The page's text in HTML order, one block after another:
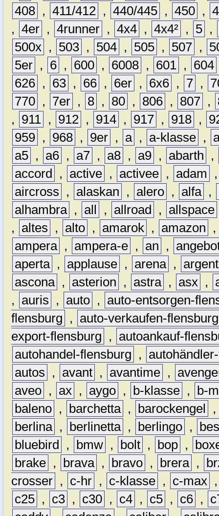
408 , 411/412 , 440/445 , 450 ,
, 4er , 4runner , 4x4 , 4x4² , 5 ,
500x , 503 , 504 , 505 , 507 ,
5er , 6 , 600 , 6008 , 601 , 604
626 , 63 , 66 , 6er , 6x6 , 7 ,
770 , 7er , 8 , 80 , 806 , 807 ,
,
911 , 912 , 914 , 917 , 918 ,
959 , 968 , 9er , a , a-klasse ,
a5 , a6 , a7 , a8 , a9 , abarth
,
accord
, active , activee , adam
aircross
, alaskan , alero , alfa ,
alhambra , all , allroad , allspace
,
altes , alto , amarok , amazon
ampera , ampera-e , an ,
aperta , applause , arena ,
ascona , asterion , astra , asx ,
,
auris , auto ,
auto-entsorgen-
flensburg
,
auto-verkaufen-flensburg
export-flensburg
,
autoankauf-
autohandel-flensburg
,
autos
, avant , avantime ,
aveo , ax , aygo , b-klasse ,
b-
baleno , barchetta , barockengel
berlina , berlinetta , berlingo ,
bluebird
, bmw , bolt , bop ,
brake , brava , bravo , brera ,
crosser , c-hr , c-klasse , c-max
c25 , c3 , c30 , c4 , c5 , c6 ,